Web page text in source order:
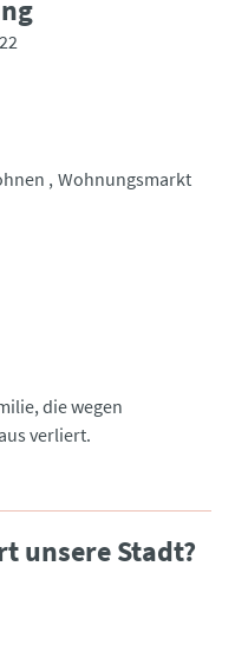
Wohnungsmarkt
die wegen
verliert.
unsere Stadt?